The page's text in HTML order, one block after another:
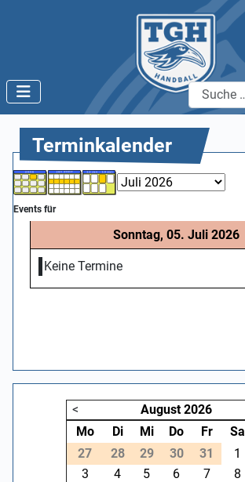
Suchen
Terminkalender
Events für
Sonntag, 05. Juli 2026
Keine Termine
< August 2026
Mo
Di Mi Do Fr Sa
27
28 29 30 31 1
3
4 5 6 7 8